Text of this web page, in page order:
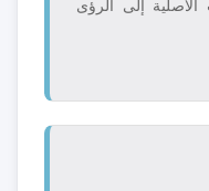
الأصلية إلى الرؤى